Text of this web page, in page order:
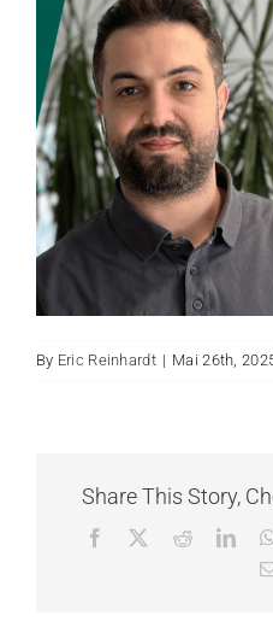
KONTAKT
By Eric Reinhardt | Mai 26th,
Share This Story,
Facebook Reddit